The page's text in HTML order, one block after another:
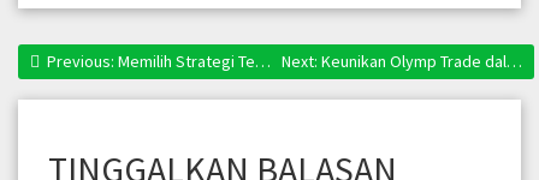
Navigasi
Previous: Previous post:
Memilih Strategi Terbaik untuk Peratus Keuntungan Yang Maksimum Next: Next post:
Keunikan Olymp Trade dalam Memastikan Profitabiliti yang Berdaya Saing
TINGGALKAN BALASAN